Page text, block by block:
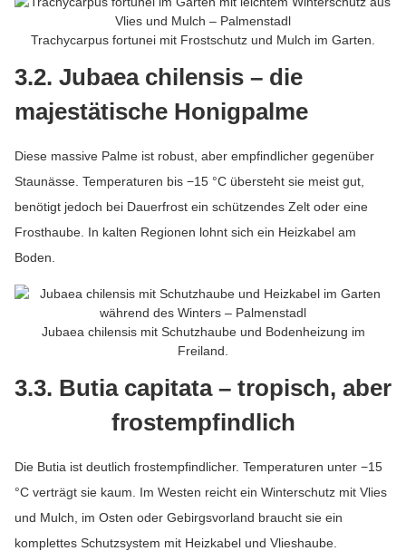
Trachycarpus fortunei mit Frostschutz und Mulch im Garten.
3.2. Jubaea chilensis – die
majestätische Honigpalme
Diese massive Palme ist robust, aber empfindlicher gegenüber
Staunässe. Temperaturen bis −15 °C übersteht sie meist gut,
benötigt jedoch bei Dauerfrost ein schützendes Zelt oder eine
Frosthaube. In kalten Regionen lohnt sich ein Heizkabel am
Boden.
Jubaea chilensis mit Schutzhaube und Bodenheizung im
Freiland.
3.3. Butia capitata – tropisch, aber
frostempfindlich
Die Butia ist deutlich frostempfindlicher. Temperaturen unter −15
°C verträgt sie kaum. Im Westen reicht ein Winterschutz mit Vlies
und Mulch, im Osten oder Gebirgsvorland braucht sie ein
komplettes Schutzsystem mit Heizkabel und Vlieshaube.